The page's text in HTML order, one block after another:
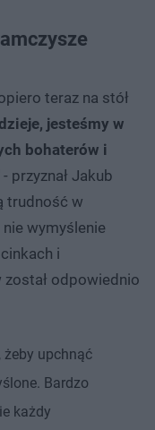
teraz na stół
jesteśmy w
bohaterów i
- przyznał Jakub
trudność w
wymyślenie
i
został odpowiednio
żeby upchnąć
Bardzo
każdy